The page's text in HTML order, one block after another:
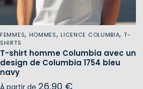
FEMMES, HOMMES, LICENCE COLUMBIA, T-
SHIRTS
T-shirt homme Columbia avec un
design de Columbia 1754 bleu
navy
À partir de 26,90 €